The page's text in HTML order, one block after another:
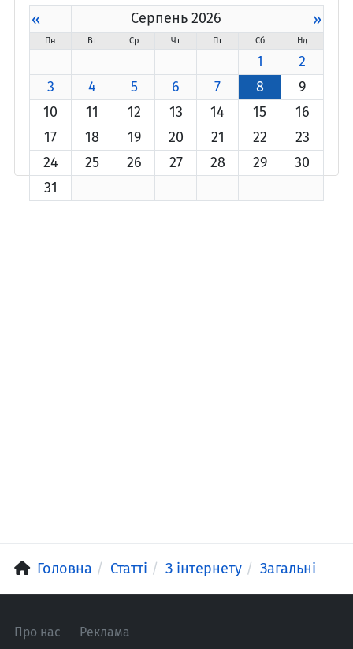
« Серпень 2026 »
Пн Вт Ср Чт Пт Сб Нд
1
2
3
4 5 6 7 8
9
10
11 12 13 14 15
16
17
18 19 20 21 22
23
24
25 26 27 28 29
30
31
Головна Статті З інтернету Загальні
Про нас Реклама